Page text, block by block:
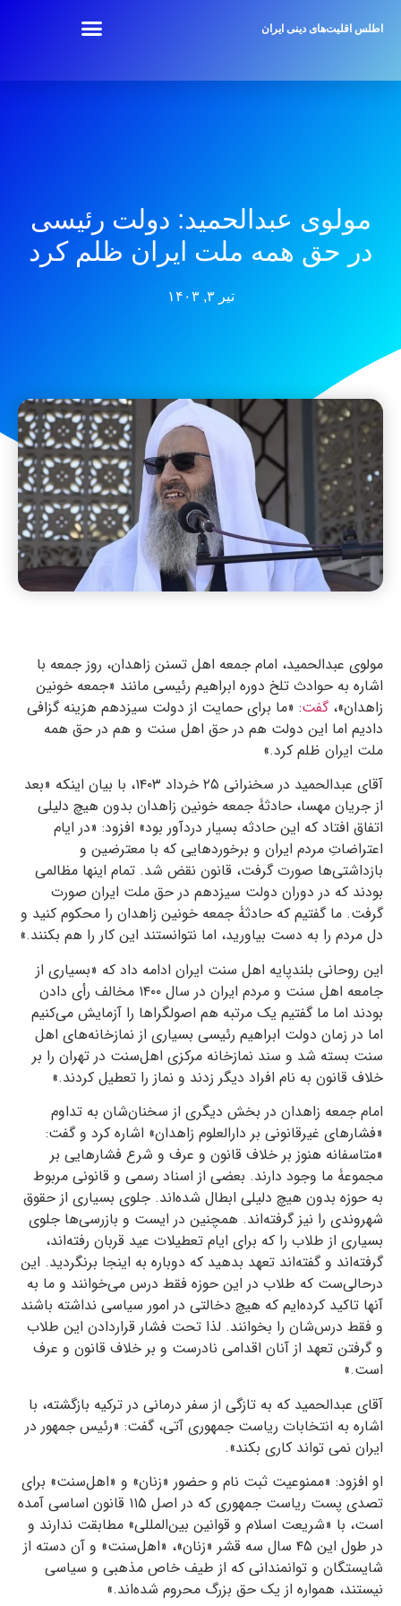
اطلس اقلیت‌های دینی ایران
مولوی عبدالحمید: دولت رئیسی
در حق همه ملت ایران ظلم کرد
تیر ۳, ۱۴۰۳
مولوی عبدالحمید، امام جمعه اهل تسنن زاهدان، روز جمعه با
اشاره به حوادث تلخ دوره ابراهیم رئیسی مانند «جمعه خونین
زاهدان»، گفت: «ما برای حمایت از دولت سیزدهم هزینه گزافی
دادیم اما این دولت هم در حق اهل سنت و هم در حق همه
ملت ایران ظلم کرد.»
آقای عبدالحمید در سخنرانی ٢۵ خرداد ١۴٠٣، با بیان اینکه «بعد
از جریان مهسا، حادثۀ جمعه خونین زاهدان بدون هیچ دلیلی
اتفاق افتاد که این حادثه بسیار دردآور بود» افزود: «در ایام
اعتراضاتِ مردم ایران و برخوردهایی که با معترضین و
بازداشتی‌ها صورت گرفت، قانون نقض شد. تمام اینها مظالمی
بودند که در دوران دولت سیزدهم در حق ملت ایران صورت
گرفت. ما گفتیم که حادثۀ جمعه خونین زاهدان را محکوم کنید و
دل مردم را به دست بیاورید، اما نتوانستند این کار را هم بکنند.»
این روحانی بلندپایه اهل سنت ایران ادامه داد که «بسیاری از
جامعه اهل‌ سنت و مردم ایران در سال ۱۴۰۰ مخالف رأی‌ دادن
بودند اما ما گفتیم یک مرتبه هم اصولگراها را آزمایش می‌کنیم
اما در زمان دولت ابراهیم رئیسی بسیاری از نمازخانه‌های اهل‌
سنت بسته شد و سند نمازخانه مرکزی اهل‌سنت در تهران را بر
خلاف قانون به نام افراد دیگر زدند و نماز را تعطیل کردند.»
امام‌ جمعه زاهدان در بخش دیگری از سخنان‌شان به تداوم
«فشارهای غیرقانونی بر دارالعلوم زاهدان» اشاره کرد و گفت:
«متاسفانه هنوز بر خلاف قانون و عرف و شرع فشارهایی بر
مجموعۀ ما وجود دارند. بعضی از اسناد رسمی و قانونی مربوط
به حوزه بدون هیچ دلیلی ابطال شده‌اند. جلوی بسیاری از حقوق
شهروندی را نیز گرفته‌اند. همچنین در ایست‌ و بازرسی‌ها جلوی
بسیاری از طلاب را که برای ایام تعطیلات عید قربان رفته‌اند،
گرفته‌اند و گفته‌اند تعهد بدهید که دوباره به اینجا برنگردید. این
درحالی‌ست که طلاب در این حوزه فقط درس می‌خوانند و ما به
آنها تاکید کرده‌ایم که هیچ دخالتی در امور سیاسی نداشته باشند
و فقط درس‌شان را بخوانند. لذا تحت فشار قراردادن این طلاب
و گرفتن تعهد از آنان اقدامی نادرست و بر خلاف قانون و عرف
است.»
آقای عبدالحمید که به تازگی از سفر درمانی در ترکیه بازگشته، با
اشاره به انتخابات ریاست جمهوری آتی، گفت: «رئیس جمهور در
ایران نمی تواند کاری بکند».
او افزود: «ممنوعیت ثبت‌ نام و حضور «زنان» و «اهل‌سنت» برای
تصدی پست ریاست‌ جمهوری که در اصل ١١۵ قانون اساسی آمده
است، با «شریعت اسلام و قوانین بین‌المللی» مطابقت ندارند و
در طول این ۴۵ سال سه قشر «زنان»، «اهل‌سنت» و آن ‌دسته از
شایستگان و توانمندانی که از طیف خاص مذهبی و سیاسی
نیستند، همواره از یک حق بزرگ محروم شده‌اند.»